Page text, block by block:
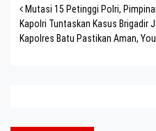
Post navigation
Mutasi 15 Petinggi Polri,
Kapolri Tuntaskan Kasus Brigadir J
Kapolres Batu Pastikan Aman,